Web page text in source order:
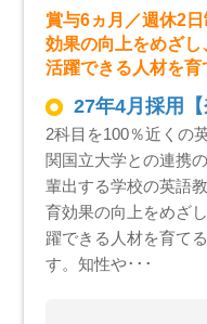
賞与6ヵ月／週休2
効果の向上をめざ
活躍できる人材を
27年4月採用
2科目を100％近くの
関国立大学との連携
輩出する学校の英語
育効果の向上をめざ
躍できる人材を育て
す。知性や･･･